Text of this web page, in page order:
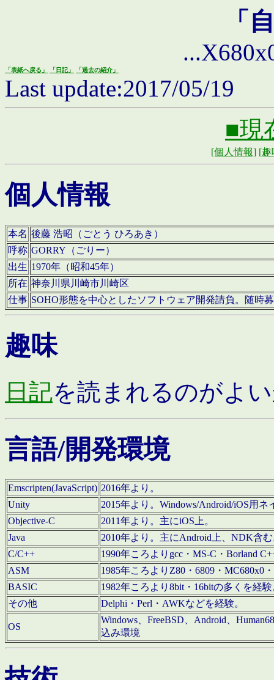
「
「表紙へ戻る」 「日記」 「過去の紹介」
Last update:2017/05/19
■現
[個人情報] [趣
個人情報
本名 後藤 浩昭（ごとう ひろあき）
呼称 GORRY（ごりー）
出生 1970年（昭和45年）
所在 神奈川県川崎市川崎区
仕事 SOHO形態を中心としたソフトウェア開発請負。随時
趣味
日記を読まれるのがよ
言語/開発環境
Emscripten(JavaScript) 2016年より。
Unity
2015年より。Windows/Android/iOS用
Objective-C
2011年より。主にiOS上。
Java
2010年より。主にAndroid上、NDK含
C/C++
1990年ころよりgcc・MS-C・Borland
ASM
1985年ころよりZ80・6809・MC680x0
BASIC
1982年ころより8bit・16bitの多くを経
その他
Delphi・Perl・AWKなどを経験。
OS
Windows、FreeBSD、Android、
込み環境